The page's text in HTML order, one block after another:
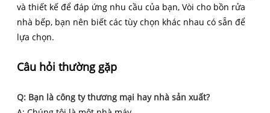
và thiết kế để đáp ứng nhu cầu của bạn, Vòi cho bồn rửa
nhà bếp, bạn nên biết các tùy chọn khác nhau có sẵn để
lựa chọn.
Câu hỏi thường gặp
Q: Bạn là công ty thương mại hay nhà sản xuất?